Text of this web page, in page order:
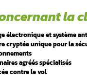
ne répond plus aux
de contrôle
d’accès
et une